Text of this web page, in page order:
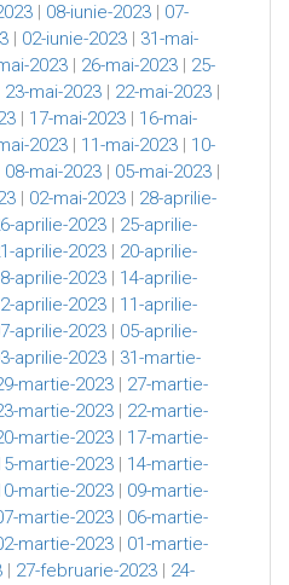
| 08-iunie-2023 | 07-
| 02-iunie-2023 | 31-mai-
2023 | 26-mai-2023 | 25-
23-mai-2023 | 22-mai-2023 |
| 17-mai-2023 | 16-mai-
2023 | 11-mai-2023 | 10-
08-mai-2023 | 05-mai-2023 |
| 02-mai-2023 | 28-aprilie-
aprilie-2023 | 25-aprilie-
aprilie-2023 | 20-aprilie-
aprilie-2023 | 14-aprilie-
aprilie-2023 | 11-aprilie-
aprilie-2023 | 05-aprilie-
aprilie-2023 | 31-martie-
martie-2023 | 27-martie-
martie-2023 | 22-martie-
martie-2023 | 17-martie-
martie-2023 | 14-martie-
martie-2023 | 09-martie-
martie-2023 | 06-martie-
martie-2023 | 01-martie-
| 27-februarie-2023 | 24-